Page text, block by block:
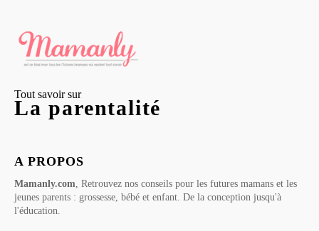
Tout savoir sur
La parentalité
A PROPOS
Mamanly.com, Retrouvez nos conseils pour les futures mamans et les
jeunes parents : grossesse, bébé et enfant. De la conception jusqu'à
l'éducation.